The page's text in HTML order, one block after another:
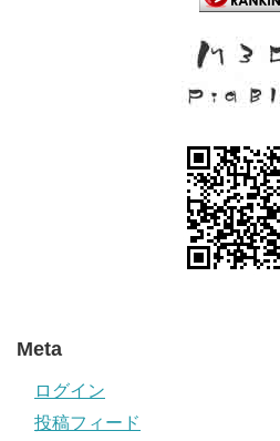
Meta
ログイン
投稿フィード